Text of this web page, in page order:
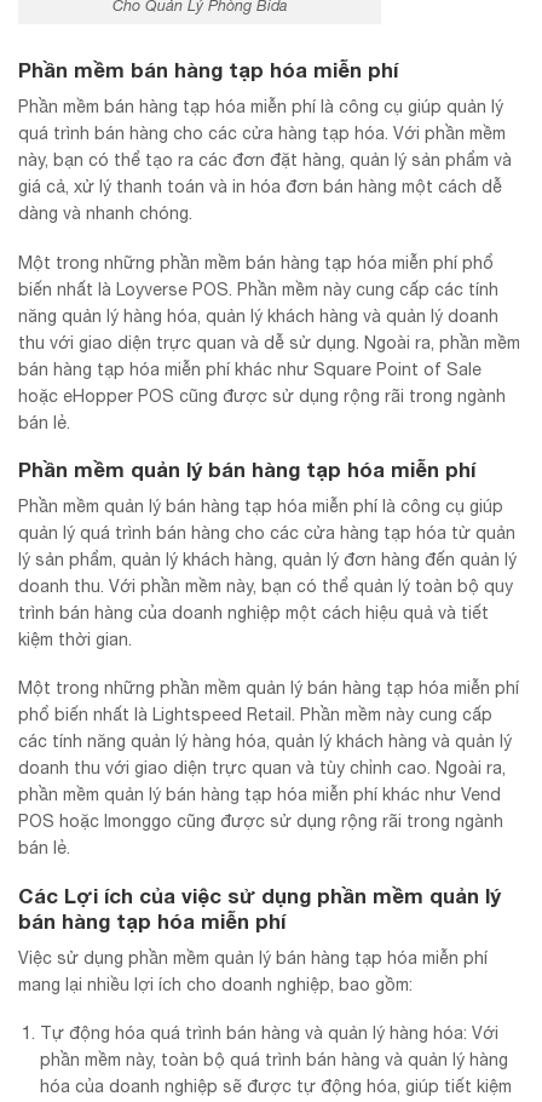
Cho Quản Lý Phòng Bida
Phần mềm bán hàng tạp hóa miễn phí
Phần mềm bán hàng tạp hóa miễn phí là công cụ giúp quản lý
quá trình bán hàng cho các cửa hàng tạp hóa. Với phần mềm
này, bạn có thể tạo ra các đơn đặt hàng, quản lý sản phẩm và
giá cả, xử lý thanh toán và in hóa đơn bán hàng một cách dễ
dàng và nhanh chóng.
Một trong những phần mềm bán hàng tạp hóa miễn phí phổ
biến nhất là Loyverse POS. Phần mềm này cung cấp các tính
năng quản lý hàng hóa, quản lý khách hàng và quản lý doanh
thu với giao diện trực quan và dễ sử dụng. Ngoài ra, phần mềm
bán hàng tạp hóa miễn phí khác như Square Point of Sale
hoặc eHopper POS cũng được sử dụng rộng rãi trong ngành
bán lẻ.
Phần mềm quản lý bán hàng tạp hóa miễn phí
Phần mềm quản lý bán hàng tạp hóa miễn phí là công cụ giúp
quản lý quá trình bán hàng cho các cửa hàng tạp hóa từ quản
lý sản phẩm, quản lý khách hàng, quản lý đơn hàng đến quản lý
doanh thu. Với phần mềm này, bạn có thể quản lý toàn bộ quy
trình bán hàng của doanh nghiệp một cách hiệu quả và tiết
kiệm thời gian.
Một trong những phần mềm quản lý bán hàng tạp hóa miễn phí
phổ biến nhất là Lightspeed Retail. Phần mềm này cung cấp
các tính năng quản lý hàng hóa, quản lý khách hàng và quản lý
doanh thu với giao diện trực quan và tùy chỉnh cao. Ngoài ra,
phần mềm quản lý bán hàng tạp hóa miễn phí khác như Vend
POS hoặc Imonggo cũng được sử dụng rộng rãi trong ngành
bán lẻ.
Các Lợi ích của việc sử dụng phần mềm quản lý
bán hàng tạp hóa miễn phí
Việc sử dụng phần mềm quản lý bán hàng tạp hóa miễn phí
mang lại nhiều lợi ích cho doanh nghiệp, bao gồm:
Tự động hóa quá trình bán hàng và quản lý hàng hóa: Với
phần mềm này, toàn bộ quá trình bán hàng và quản lý hàng
hóa của doanh nghiệp sẽ được tự động hóa, giúp tiết kiệm